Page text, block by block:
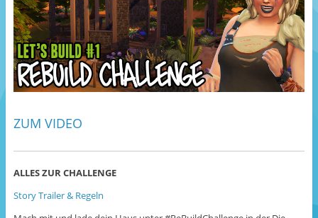
ZUM VIDEO
ALLES ZUR CHALLENGE
Story Trailer & Regeln